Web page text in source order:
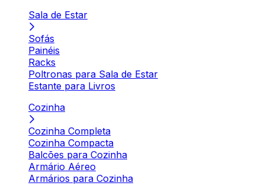
Sala de Estar
Sofás
Painéis
Racks
Poltronas para Sala de Estar
Estante para Livros
Cozinha
Cozinha Completa
Cozinha Compacta
Balcões para Cozinha
Armário Aéreo
Armários para Cozinha